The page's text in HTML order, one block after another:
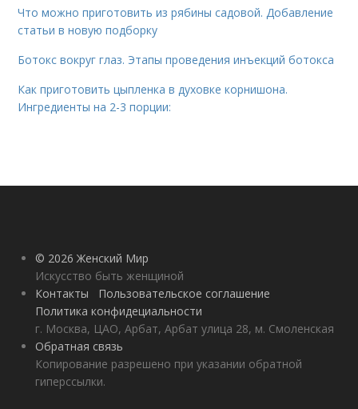
Что можно приготовить из рябины садовой. Добавление
статьи в новую подборку
Ботокс вокруг глаз. Этапы проведения инъекций ботокса
Как приготовить цыпленка в духовке корнишона.
Ингредиенты на 2-3 порции:
© 2026 Женский Мир
Искусство быть женщиной
Контакты
Пользовательское соглашение
Политика конфидециальности
г. Москва, ЦАО, Арбат, Арбат улица 28, м. Смоленская
Обратная связь
Копирование разрешено при указании обратной
гиперссылки.